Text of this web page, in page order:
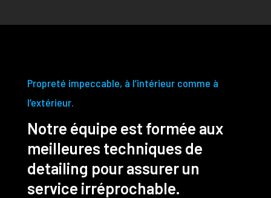
Propreté impeccable, à l’intérieur comme à
l’extérieur.
Notre équipe est formée aux
meilleures techniques de
detailing pour assurer un
service irréprochable.